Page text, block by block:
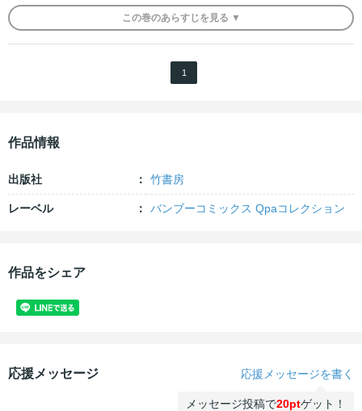
この巻のあらすじを 見る ▼
1
作品情報
出版社 竹書房
レーベル バンブーコミックス Qpaコレクション
作品をシェア
応援メッセージ 応援メッセージを書く
メッセージ投稿で20ptゲット！